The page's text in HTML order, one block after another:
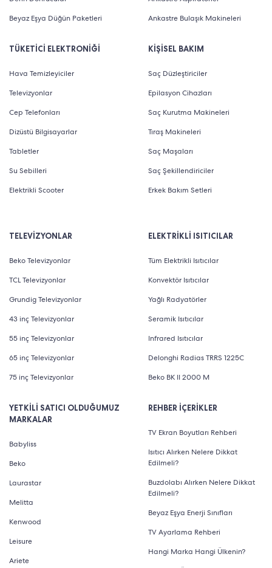
Beyaz Eşya Düğün Paketleri
TÜKETİCİ ELEKTRONİĞİ
Hava Temizleyiciler
Televizyonlar
Cep Telefonları
Dizüstü Bilgisayarlar
Tabletler
Su Sebilleri
Elektrikli Scooter
Ankastre Bulaşık Makineleri
KİŞİSEL BAKIM
Saç Düzleştiriciler
Epilasyon Cihazları
Saç Kurutma Makineleri
Tıraş Makineleri
Saç Maşaları
Saç Şekillendiriciler
Erkek Bakım Setleri
TELEVİZYONLAR
Beko Televizyonlar
TCL Televizyonlar
Grundig Televizyonlar
43 inç Televizyonlar
55 inç Televizyonlar
65 inç Televizyonlar
75 inç Televizyonlar
YETKİLİ SATICI OLDUĞUMUZ
MARKALAR
Babyliss
Beko
Laurastar
Melitta
Kenwood
Leisure
Ariete
ELEKTRİKLİ ISITICILAR
Tüm Elektrikli Isıtıcılar
Konvektör Isıtıcılar
Yağlı Radyatörler
Seramik Isıtıcılar
Infrared Isıtıcılar
Delonghi Radias TRRS 1225C
Beko BK II 2000 M
REHBER İÇERİKLER
TV Ekran Boyutları Rehberi
Isıtıcı Alırken Nelere Dikkat
Edilmeli?
Buzdolabı Alırken Nelere Dikkat
Edilmeli?
Beyaz Eşya Enerji Sınıfları
TV Ayarlama Rehberi
Hangi Marka Hangi Ülkenin?